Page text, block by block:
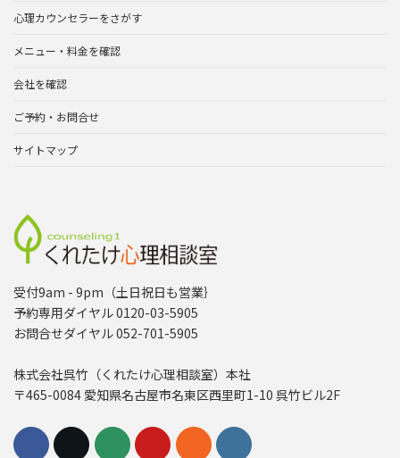
心理カウンセラーをさがす
メニュー・料金を確認
会社を確認
ご予約・お問合せ
サイトマップ
受付9am - 9pm（土日祝日も営業｝
予約専用ダイヤル 0120-03-5905
お問合せダイヤル 052-701-5905
株式会社呉竹（くれたけ心理相談室）本社
〒465-0084 愛知県名古屋市名東区西里町1-10 呉竹ビル2F